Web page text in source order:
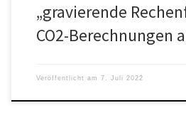
„gravierende
CO2-Berechnungen
Veröffentlicht am 7. Juli 2022